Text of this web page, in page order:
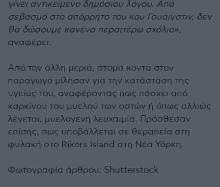
γίνει αντικείμενο δημόσιου λόγου. Από
σεβασμό στο απόρρητο του κου Γουάινστιν, δεν
θα δώσουμε κανένα περαιτέρω σχόλιο»,
αναφέρει.
Aπό την άλλη μεριά, άτομα κοντά στον
παραγωγό μίλησαν για την κατάσταση της
υγείας του, αναφέροντας πως πάσχει από
καρκίνου του μυελού των οστών ή όπως αλλιώς
λέγεται, μυελογενή λευχαιμία. Πρόσθεσαν
επίσης, πως υποβάλλεται σε θεραπεία στη
φυλακή στο Rikers Island στη Nέα Υόρκη.
Φωτογραφία άρθρου: Shutterstock